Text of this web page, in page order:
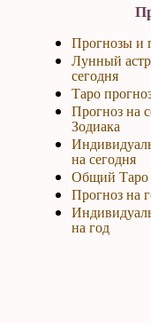
Прогнозы и
Лунный
сегодня
Таро
Прогноз на
Зодиака
на сегодня
Общий Таро
Прогноз на
на год